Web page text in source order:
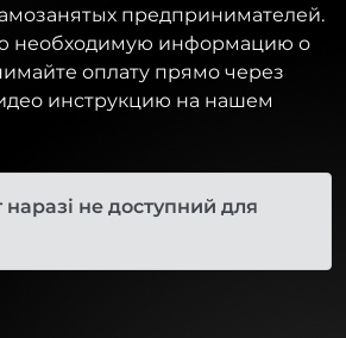
предпринимателей.
необходимую информацию о
оплату прямо через
инструкцию на нашем
не доступний для